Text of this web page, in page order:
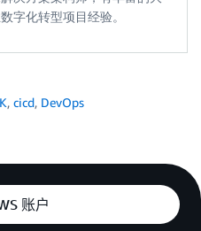
字化转型项目经验。
, cicd, DevOps
账户